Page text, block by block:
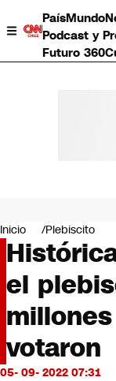
PaísMundo
Podcast y
Futuro 360
Negocios
Deportes
Programas
Cultura
Servicios
Bits
CNN tiempo
Futuro 360
Inicio Plebiscito
el
votaron
05- 09- 2022 07:31